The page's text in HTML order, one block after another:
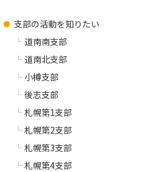
支部の活動を知りたい
道南南支部
道南北支部
小樽支部
後志支部
札幌第1支部
札幌第2支部
札幌第3支部
札幌第4支部